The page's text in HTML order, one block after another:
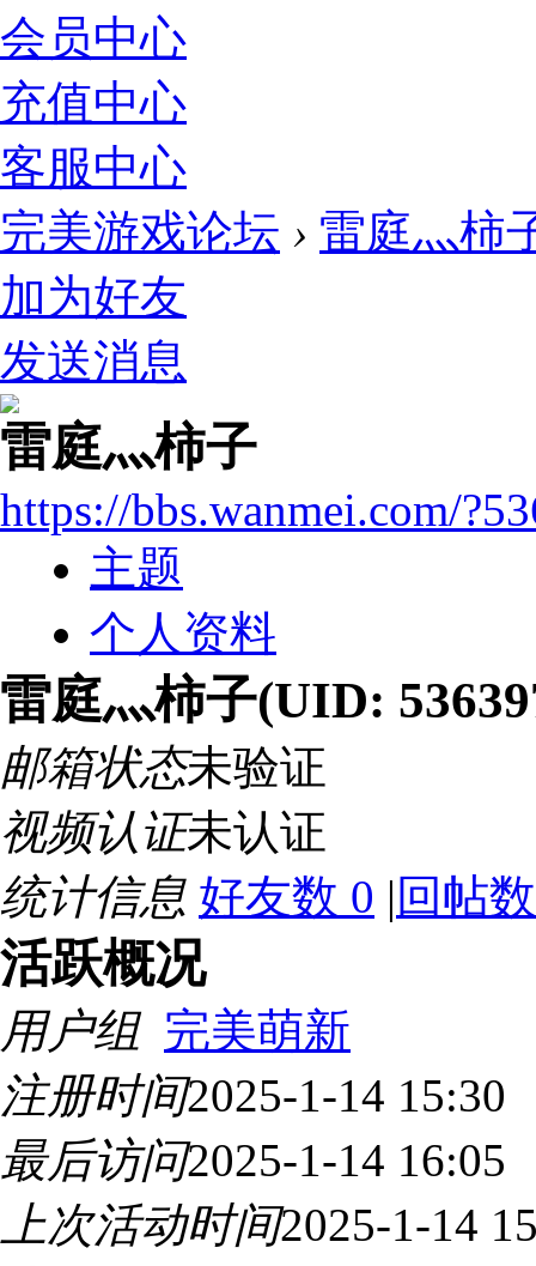
会员中心
充值中心
客服中心
完美游戏论坛 › 雷庭灬柿
加为好友
发送消息
雷庭灬柿子
https://bbs.wanmei.com/
主题
个人资料
雷庭灬柿子(UID:
邮箱状态未验证
视频认证未认证
统计信息 好友数 0 | 回帖
活跃概况
用户组 完美萌新
注册时间2025-1-14 15:30
最后访问2025-1-14 16:05
上次活动时间2025-1-14